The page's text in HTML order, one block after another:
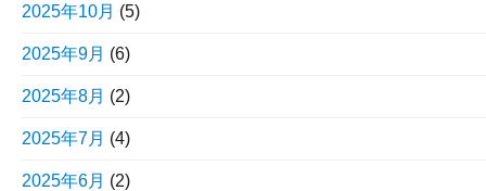
2025年10月 (5)
2025年9月 (6)
2025年8月 (2)
2025年7月 (4)
2025年6月 (2)